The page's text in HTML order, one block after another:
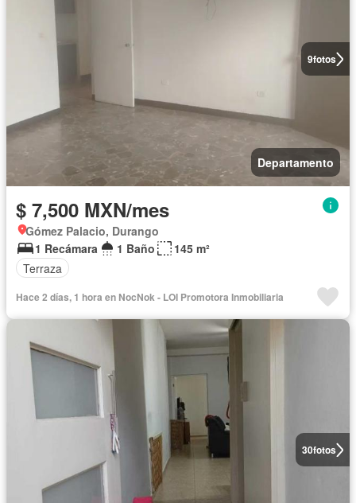
9fotos
Departamento
$ 7,500 MXN/mes
Gómez Palacio, Durango
1 Recámara
1 Baño
145 m²
Terraza
Hace 2 días, 1 hora en NocNok - LOI Promotora Inmobiliaria
30fotos